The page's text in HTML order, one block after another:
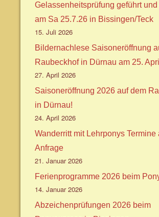
Gelassenheitsprüfung geführt und
am Sa 25.7.26 in Bissingen/Teck
15. Juli 2026
Bildernachlese Saisoneröffnung
Raubeckhof in Dürnau am 25.
27. April 2026
Saisoneröffnung 2026 auf dem
in Dürnau!
24. April 2026
Wanderritt mit Lehrponys Termine
Anfrage
21. Januar 2026
Ferienprogramme 2026 beim
14. Januar 2026
Abzeichenprüfungen 2026 beim